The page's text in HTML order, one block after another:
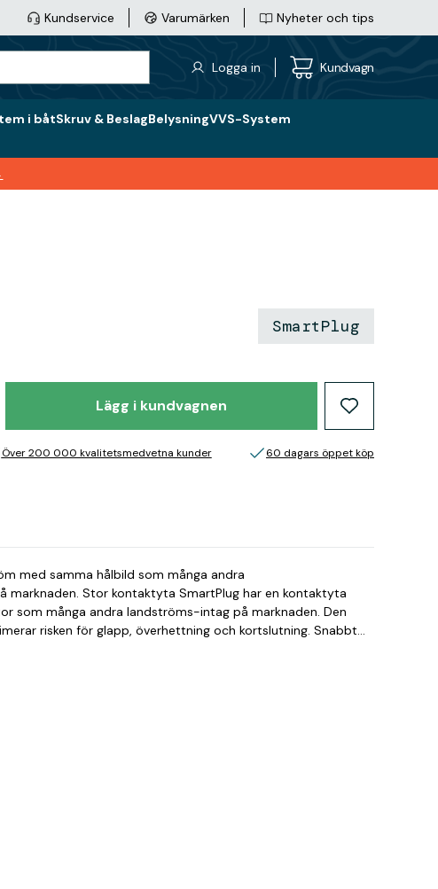
Kundservice Varumärken Nyheter och tips
Logga in Kundvagn
i båtSkruv & BeslagBelysningVVS-System
SmartPlug
Lägg i kundvagnen
Över 200 000 kvalitetsmedvetna kunder 60 dagars öppet köp
med samma hålbild som många andra
har en kontaktyta
som många andra landströms-intag på marknaden. Den
risken för glapp, överhettning och kortslutning. Snabbt
Låst och tätad En tätning omsluter